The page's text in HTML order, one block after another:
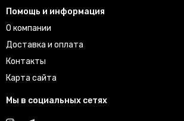
Помощь и информация
О компании
Доставка и оплата
Контакты
Карта сайта
Мы в социальных сетях